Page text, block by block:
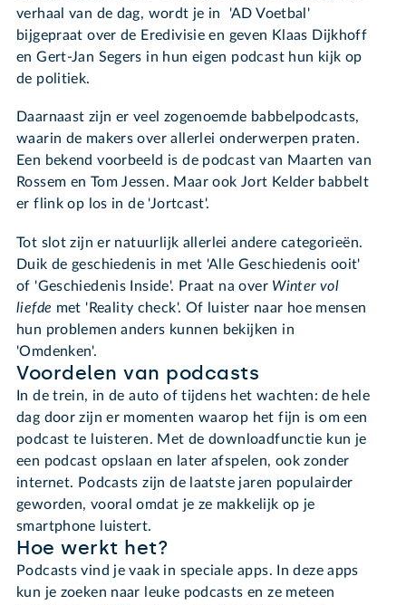
verhaal van de dag, wordt je in 'AD Voetbal'
bijgepraat over de Eredivisie en geven Klaas Dijkhoff
en Gert-Jan Segers in hun eigen podcast hun kijk op
de politiek.
Daarnaast zijn er veel zogenoemde babbelpodcasts,
waarin de makers over allerlei onderwerpen praten.
Een bekend voorbeeld is de podcast van Maarten van
Rossem en Tom Jessen. Maar ook Jort Kelder babbelt
er flink op los in de 'Jortcast'.
Tot slot zijn er natuurlijk allerlei andere categorieën.
Duik de geschiedenis in met 'Alle Geschiedenis ooit'
of 'Geschiedenis Inside'. Praat na over Winter vol
liefde met 'Reality check'. Of luister naar hoe mensen
hun problemen anders kunnen bekijken in
'Omdenken'.
Voordelen van podcasts
In de trein, in de auto of tijdens het wachten: de hele
dag door zijn er momenten waarop het fijn is om een
podcast te luisteren. Met de downloadfunctie kun je
een podcast opslaan en later afspelen, ook zonder
internet. Podcasts zijn de laatste jaren populairder
geworden, vooral omdat je ze makkelijk op je
smartphone luistert.
Hoe werkt het?
Podcasts vind je vaak in speciale apps. In deze apps
kun je zoeken naar leuke podcasts en ze meteen